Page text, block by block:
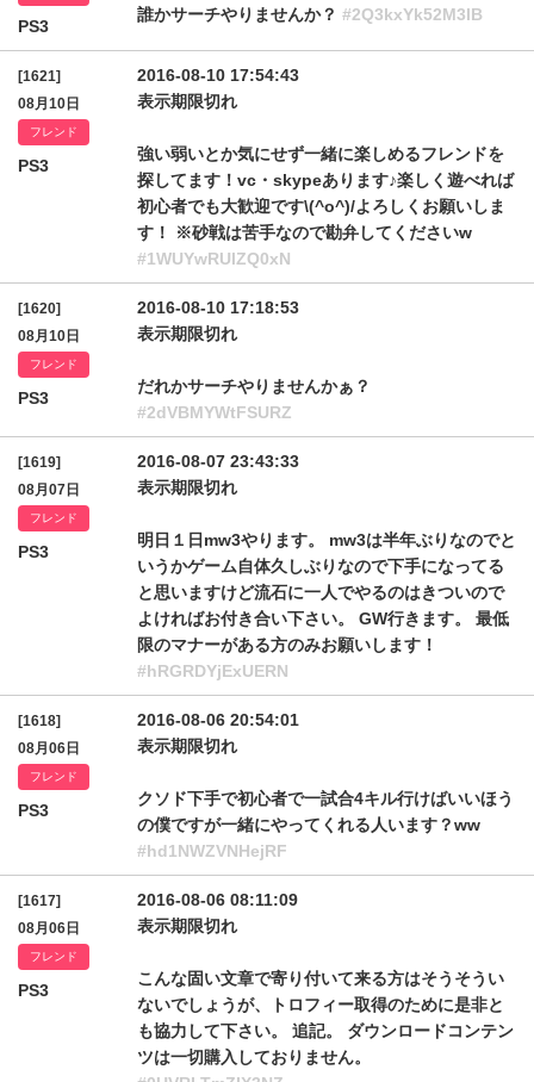
PS3
誰かサーチやりませんか？ #2Q3kxYk52M3lB
[1621]
08月10日
フレンド
PS3
2016-08-10 17:54:43
表示期限切れ
強い弱いとか気にせず一緒に楽しめるフレンドを
探してます！vc・skypeあります♪楽しく遊べれば
初心者でも大歓迎です\(^o^)/よろしくお願いしま
す！ ※砂戦は苦手なので勘弁してくださいw
#1WUYwRUlZQ0xN
[1620]
08月10日
フレンド
PS3
2016-08-10 17:18:53
表示期限切れ
だれかサーチやりませんかぁ？
#2dVBMYWtFSURZ
[1619]
08月07日
フレンド
PS3
2016-08-07 23:43:33
表示期限切れ
明日１日mw3やります。 mw3は半年ぶりなのでと
いうかゲーム自体久しぶりなので下手になってる
と思いますけど流石に一人でやるのはきついので
よければお付き合い下さい。 GW行きます。 最低
限のマナーがある方のみお願いします！
#hRGRDYjExUERN
[1618]
08月06日
フレンド
PS3
2016-08-06 20:54:01
表示期限切れ
クソド下手で初心者で一試合4キル行けばいいほう
の僕ですが一緒にやってくれる人います？ww
#hd1NWZVNHejRF
[1617]
08月06日
フレンド
PS3
2016-08-06 08:11:09
表示期限切れ
こんな固い文章で寄り付いて来る方はそうそうい
ないでしょうが、トロフィー取得のために是非と
も協力して下さい。 追記。 ダウンロードコンテン
ツは一切購入しておりません。